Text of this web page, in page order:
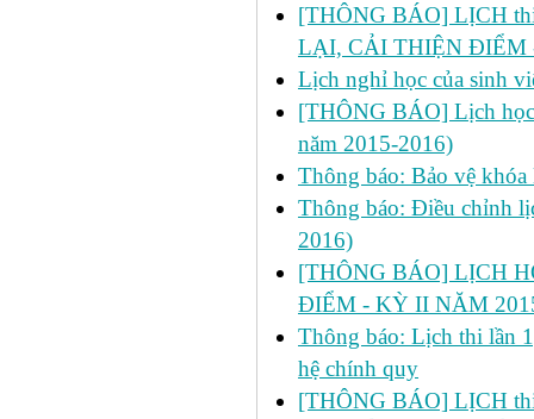
[THÔNG BÁO] LỊCH thi
LẠI, CẢI THIỆN ĐIỂM
Lịch nghỉ học của sinh
[THÔNG BÁO] Lịch
năm 2015-2016)
Thông báo: Bảo vệ
Thông báo: Điều chỉnh
2016)
[THÔNG BÁO] LỊCH
ĐIỂM - KỲ II NĂM
Thông báo: Lịch thi lần
hệ chính quy
[THÔNG BÁO] LỊCH thi